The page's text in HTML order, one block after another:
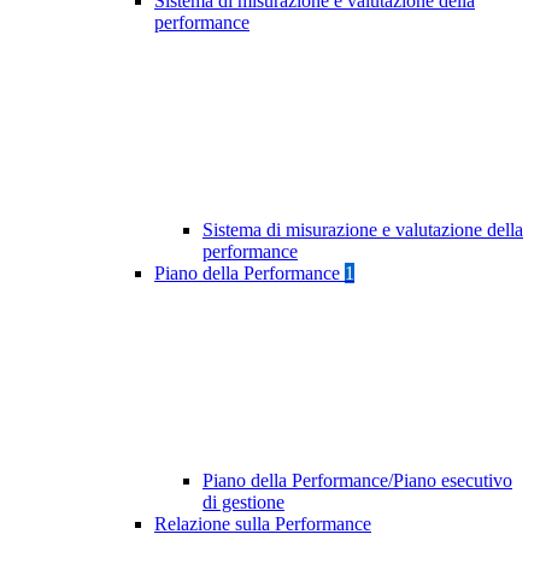
performance
Sistema di misurazione e valutazione della
performance
Piano della Performance 1
Piano della Performance/Piano esecutivo
di gestione
Relazione sulla Performance